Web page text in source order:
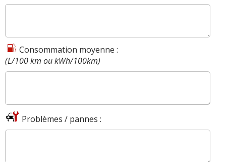
Consommation moyenne :
(L/100 km ou kWh/100km)
Problèmes / pannes :